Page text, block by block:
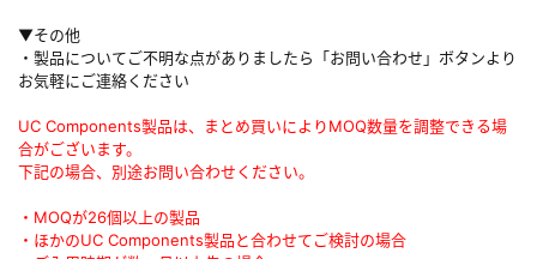
▼その他
・製品についてご不明な点がありましたら「お問い合わせ」ボタンより
お気軽にご連絡ください
UC Components製品は、まとめ買いによりMOQ数量を調整できる場
合がございます。
下記の場合、別途お問い合わせください。
・MOQが26個以上の製品
・ほかのUC Components製品と合わせてご検討の場合